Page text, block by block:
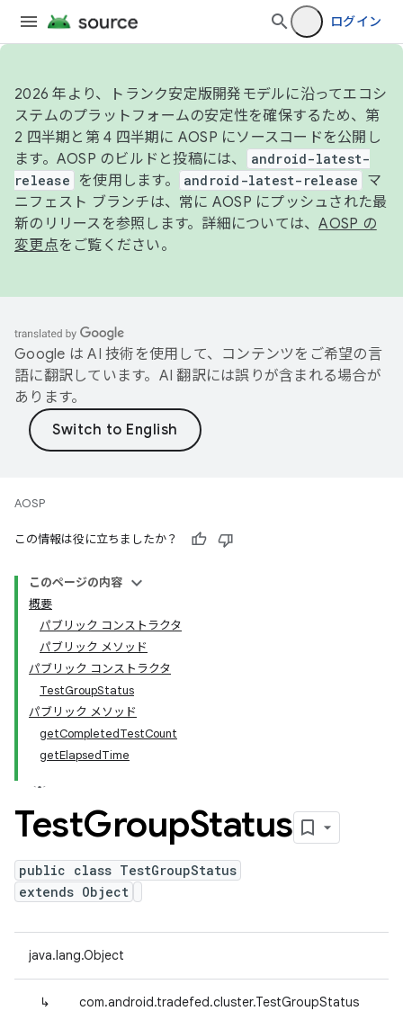
ログイン
2026 年より、トランク安定版開発モデルに沿ってエコシ
ステムのプラットフォームの安定性を確保するため、第
2 四半期と第 4 四半期に AOSP にソースコードを公開し
ます。AOSP のビルドと投稿には、
android-latest-
release
を使用します。 android-latest-release
マ
ニフェスト ブランチは、常に AOSP にプッシュされた最
新のリリースを参照します。詳細については、AOSP の
変更点をご覧ください。
Google は AI 技術を使用して、コンテンツをご希望の言
語に翻訳しています。AI 翻訳には誤りが含まれる場合が
あります。
AOSP
この情報は役に立ちましたか？
このページの内容
概要
パブリック コンストラクタ
パブリック メソッド
パブリック コンストラクタ
TestGroupStatus
パブリック メソッド
getCompletedTestCount
getElapsedTime
TestGroupStatus
public class TestGroupStatus
extends Object
java.lang.Object
↳ com.android.tradefed.cluster.TestGroupStatus